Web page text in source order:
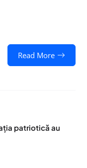
Read More
patriotică au